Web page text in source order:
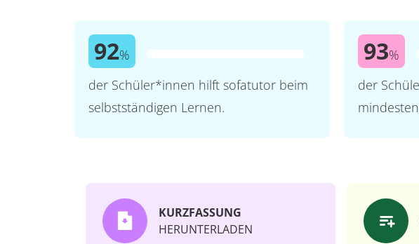
92%
der Schüler*innen hilft sofatutor beim
selbstständigen Lernen.
93%
der
KURZFASSUNG
HERUNTERLADEN